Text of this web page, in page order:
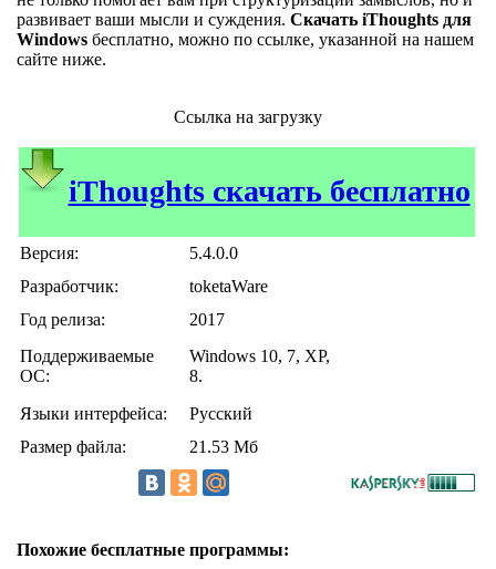
развивает ваши мысли и суждения. Скачать iThoughts для
Windows бесплатно, можно по ссылке, указанной на нашем
сайте ниже.
Ссылка на загрузку
iThoughts скачать бесплатно
Версия:
5.4.0.0
Разработчик:
toketaWare
Год релиза:
2017
Поддерживаемые
ОС:
Windows 10, 7, XP,
8.
Языки интерфейса:
Русский
Размер файла:
21.53 Мб
Похожие бесплатные программы: